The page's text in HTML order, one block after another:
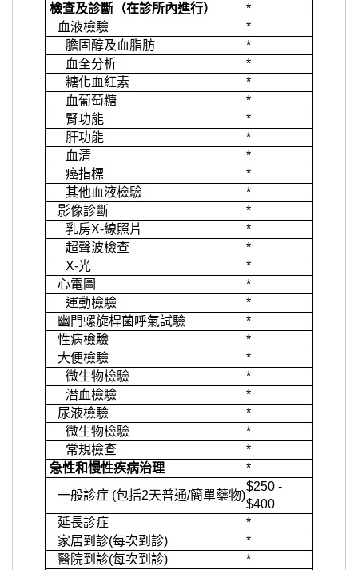
檢查及診斷（在診所內進行）
*
血液檢驗
*
膽固醇及血脂肪
*
血全分析
*
糖化血紅素
*
血葡萄糖
*
腎功能
*
肝功能
*
血清
*
癌指標
*
其他血液檢驗
*
影像診斷
*
乳房X-線照片
*
超聲波檢查
*
X-光
*
心電圖
*
運動檢驗
*
幽門螺旋桿菌呼氣試驗
*
性病檢驗
*
大便檢驗
*
微生物檢驗
*
潛血檢驗
*
尿液檢驗
*
微生物檢驗
*
常規檢查
*
急性和慢性疾病治理
*
一般診症 (包括2天普通/簡單藥物)
$250 -
$400
延長診症
*
家居到診(每次到診)
*
醫院到診(每次到診)
*